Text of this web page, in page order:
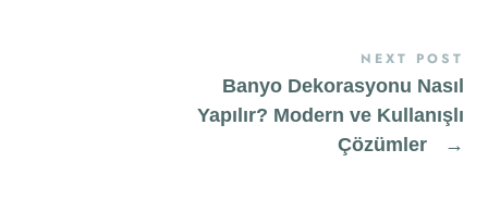
NEXT POST
Banyo Dekorasyonu Nasıl
Yapılır? Modern ve Kullanışlı
Çözümler
→